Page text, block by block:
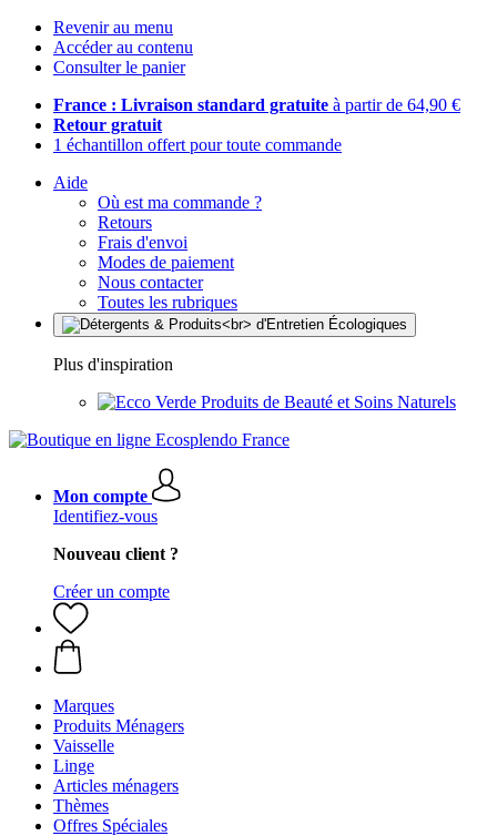
Revenir au menu
Accéder au contenu
Consulter le panier
France : Livraison standard gratuite à partir de 64,90 €
Retour gratuit
1 échantillon offert pour toute commande
Aide
Où est ma commande ?
Retours
Frais d'envoi
Modes de paiement
Nous contacter
Toutes les rubriques
Plus d'inspiration
Produits de Beauté et Soins Naturels
Mon compte
Identifiez-vous
Nouveau client ?
Créer un compte
Marques
Produits Ménagers
Vaisselle
Linge
Articles ménagers
Thèmes
Offres Spéciales